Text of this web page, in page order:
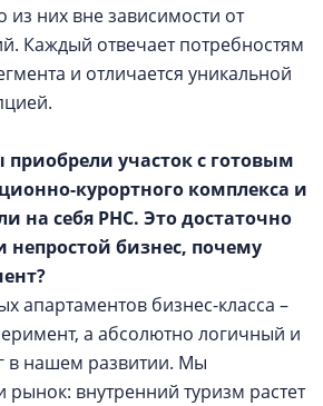
из них вне зависимости от
Каждый отвечает потребностям
и отличается уникальной
участок с готовым
курортного комплекса и
на себя РНС. Это достаточно
бизнес, почему
апартаментов бизнес-класса –
а абсолютно логичный и
в нашем развитии. Мы
внутренний туризм растет